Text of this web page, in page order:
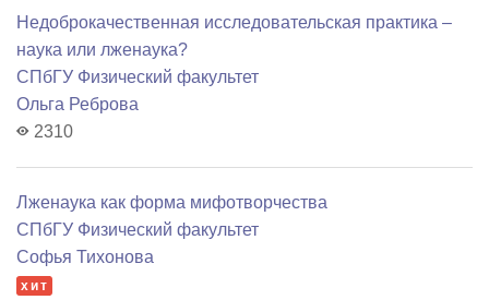
Недоброкачественная исследовательская практика –
наука или лженаука?
СПбГУ Физический факультет
Ольга Реброва
2310
Лженаука как форма мифотворчества
СПбГУ Физический факультет
Софья Тихонова
хит